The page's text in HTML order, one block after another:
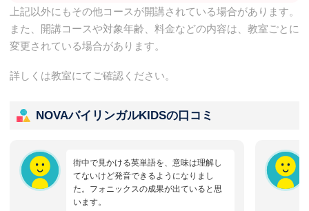
上記以外にもその他コースが開講されている場合があります。
また、開講コースや対象年齢、料金などの内容は、教室ごとに
変更されている場合があります。
詳しくは教室にてご確認ください。
NOVAバイリンガルKIDSの口コミ
街中で見かける英単語を、意味は理解し
てないけど発音できるようになりまし
た。フォニックスの成果が出ていると思
います。